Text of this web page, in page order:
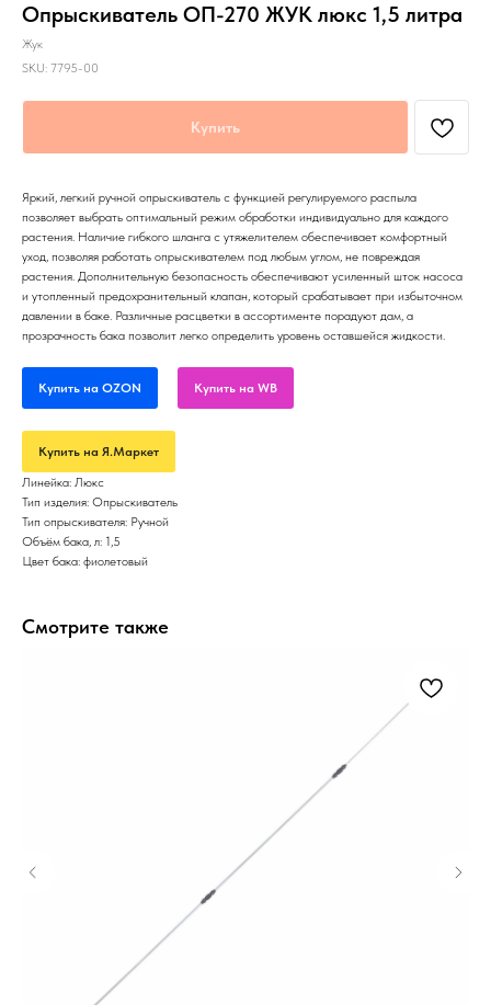
Опрыскиватель ОП-270 ЖУК люкс 1,5 литра
Жук
SKU: 7795-00
Купить
Яркий, легкий ручной опрыскиватель с функцией регулируемого распыла
позволяет выбрать оптимальный режим обработки индивидуально для каждого
растения. Наличие гибкого шланга с утяжелителем обеспечивает комфортный
уход, позволяя работать опрыскивателем под любым углом, не повреждая
растения. Дополнительную безопасность обеспечивают усиленный шток насоса
и утопленный предохранительный клапан, который срабатывает при избыточном
давлении в баке. Различные расцветки в ассортименте порадуют дам, а
прозрачность бака позволит легко определить уровень оставшейся жидкости.
Купить на OZON Купить на WB
Купить на Я.Маркет
Линейка: Люкс
Тип изделия: Опрыскиватель
Тип опрыскивателя: Ручной
Объём бака, л: 1,5
Цвет бака: фиолетовый
Смотрите также